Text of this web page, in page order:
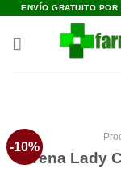
Saltar
contenido
ENVÍO GRATUITO
-10%
Tena Lady